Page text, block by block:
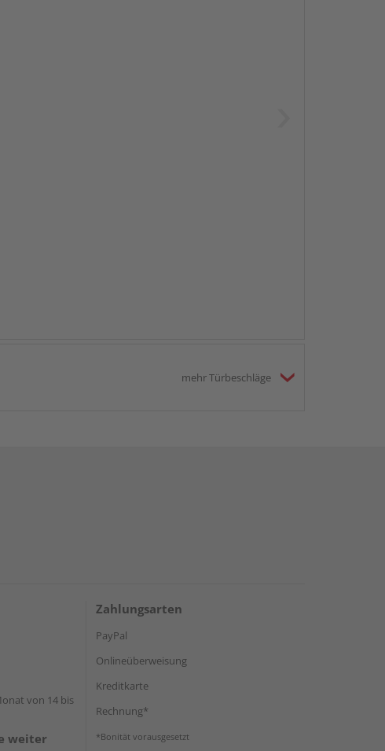
mehr Türbeschläge
von 14 bis
weiter
Zahlungsarten
PayPal
Onlineüberweisung
Kreditkarte
Rechnung*
*Bonität vorausgesetzt